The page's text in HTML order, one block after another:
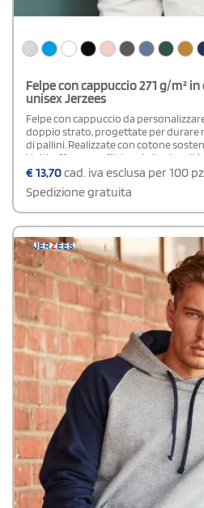
Felpe con cappuccio 271 g/m²
unisex Jerzees
Felpe con cappuccio da
doppio strato, progettate per durare
di pallini. Realizzate con cotone
Uniti, offrono un filato ad alta densità
uniforme. Dotate di cappuccio a 2
coordinato, presentano doppie
fondo per una maggiore resistenza.
pratiche tasche a marsupio e i polsini
€13,70cad. iva esclusa per 100 pz
Spedizione gratuita